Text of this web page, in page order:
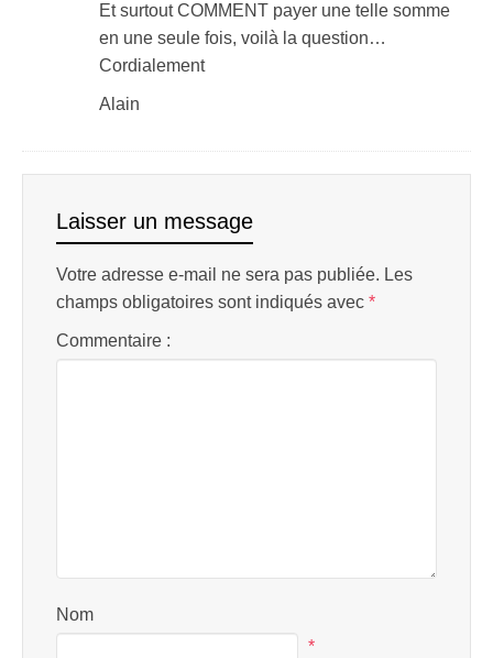
Et surtout COMMENT payer une telle somme
en une seule fois, voilà la question…
Cordialement
Alain
Laisser un message
Votre adresse e-mail ne sera pas publiée. Les
champs obligatoires sont indiqués avec *
Commentaire :
Nom
*